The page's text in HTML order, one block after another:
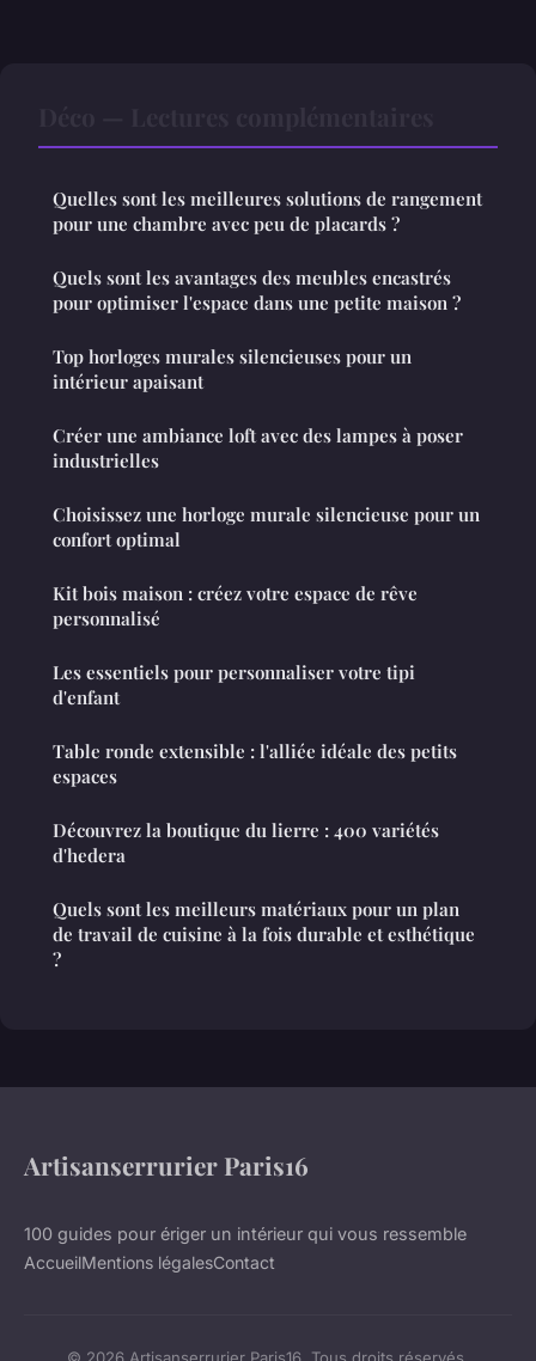
Quelles sont les meilleures solutions de rangement
pour une chambre avec peu de placards ?
Quels sont les avantages des meubles encastrés
pour optimiser l'espace dans une petite maison ?
Top horloges murales silencieuses pour un
intérieur apaisant
Créer une ambiance loft avec des lampes à poser
industrielles
Choisissez une horloge murale silencieuse pour un
confort optimal
Kit bois maison : créez votre espace de rêve
personnalisé
Les essentiels pour personnaliser votre tipi
d'enfant
Table ronde extensible : l'alliée idéale des petits
espaces
Découvrez la boutique du lierre : 400 variétés
d'hedera
Quels sont les meilleurs matériaux pour un plan
de travail de cuisine à la fois durable et esthétique
?
Artisanserrurier Paris16
100 guides pour ériger un intérieur qui vous ressemble
AccueilMentions légalesContact